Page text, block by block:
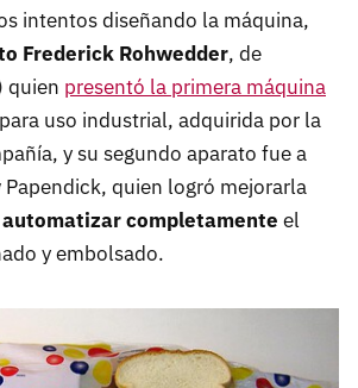
intentos diseñando la máquina,
Frederick Rohwedder, de
quien presentó la primera máquina
uso industrial, adquirida por la
y su segundo aparato fue a
Papendick, quien logró mejorarla
automatizar completamente el
y embolsado.